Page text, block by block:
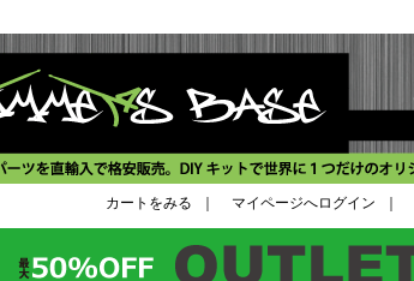
カートをみる マイページへログイン